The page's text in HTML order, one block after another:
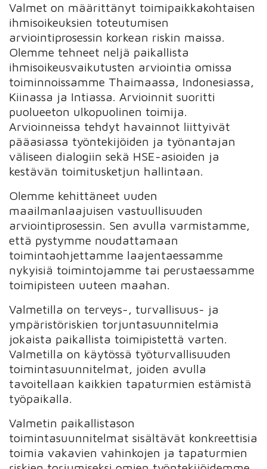
Valmet on määrittänyt toimipaikkakohtaisen
ihmisoikeuksien toteutumisen
arviointiprosessin korkean riskin maissa.
Olemme tehneet neljä paikallista
ihmisoikeusvaikutusten arviointia omissa
toiminnoissamme Thaimaassa, Indonesiassa,
Kiinassa ja Intiassa. Arvioinnit suoritti
puolueeton ulkopuolinen toimija.
Arvioinneissa tehdyt havainnot liittyivät
pääasiassa työntekijöiden ja työnantajan
väliseen dialogiin sekä HSE-asioiden ja
kestävän toimitusketjun hallintaan.
Olemme kehittäneet uuden
maailmanlaajuisen vastuullisuuden
arviointiprosessin. Sen avulla varmistamme,
että pystymme noudattamaan
toimintaohjettamme laajentaessamme
nykyisiä toimintojamme tai perustaessamme
toimipisteen uuteen maahan.
Valmetilla on terveys-, turvallisuus- ja
ympäristöriskien torjuntasuunnitelmia
jokaista paikallista toimipistettä varten.
Valmetilla on käytössä työturvallisuuden
toimintasuunnitelmat, joiden avulla
tavoitellaan kaikkien tapaturmien estämistä
työpaikalla.
Valmetin paikallistason
toimintasuunnitelmat sisältävät konkreettisia
toimia vakavien vahinkojen ja tapaturmien